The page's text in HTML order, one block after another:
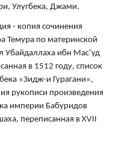
Улугбека, Джами.
- копия сочинения
Темура по материнской
ибн Мас‘уд
в 1512 году, список
«Зидж-и Гурагани»,
рукописи произведения
империи Бабуридов
переписанная в XVII